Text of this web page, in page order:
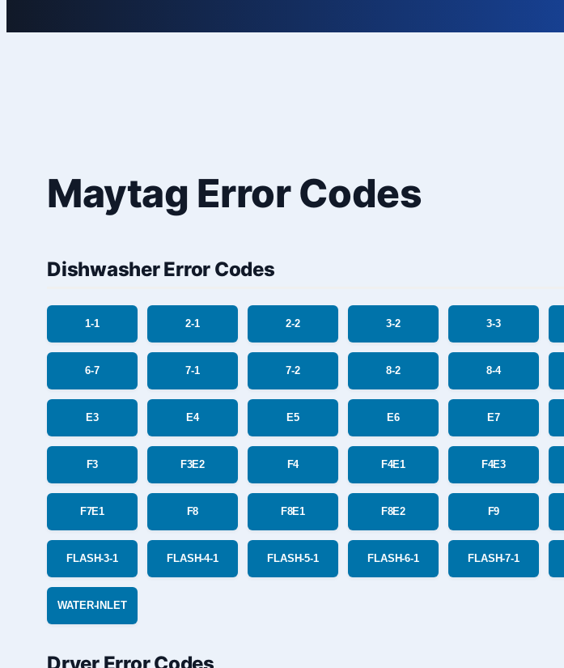
Maytag Error Codes
Dishwasher Error Codes
1-1 2-1 2-2 3-2 3-3
6-7 7-1 7-2 8-2 8-4
E3 E4 E5 E6 E7
F3 F3E2 F4 F4E1 F4E3
F7E1 F8 F8E1 F8E2 F9
FLASH-3-1 FLASH-4-1 FLASH-5-1 FLASH-6-1 FLASH-7-1
WATER-INLET
Dryer Error Codes